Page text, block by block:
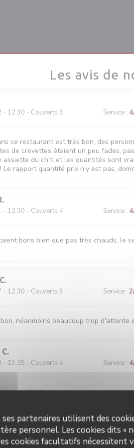
partenaires utilisent des
personnel. Les cookies dits
cookies facultatifs nécessitent
Les avis de
- 12:30 - Couverts 3 Service : 4
ce restaurant est très bon, des
de crevettes étaient un peu fades,
assiette du ch'ti et les quantités sont
Le rapport quantité prix n'y est pas,
- 12:30 - Couverts 4 Service : 4
bons bien que pas très chauds, le
C
- 12:30 - Couverts 3 Service : 2
néanmoins beaucoup trop d'attente
C
- 13:15 - Couverts 4 Service : 4
qualité / prix
- 19:00 - Couverts 3 Service: 5